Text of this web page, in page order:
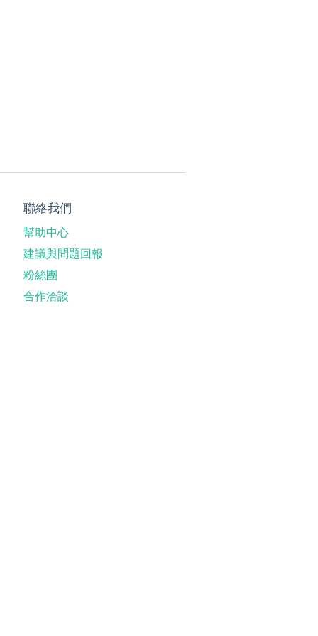
聯絡我們
幫助中心
建議與問題回報
粉絲團
合作洽談